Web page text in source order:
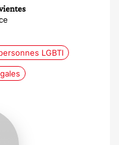
LGBTI